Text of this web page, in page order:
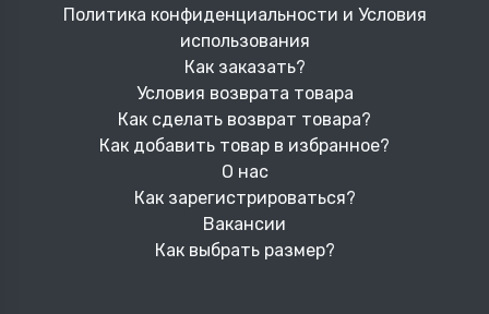
Политика конфиденциальности и Условия
использования
Как заказать?
Условия возврата товара
Как сделать возврат товара?
Как добавить товар в избранное?
О нас
Как зарегистрироваться?
Вакансии
Как выбрать размер?